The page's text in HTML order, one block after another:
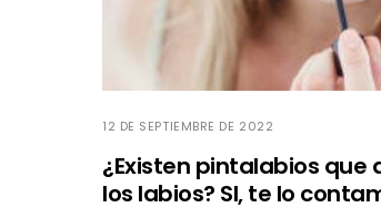
12 DE SEPTIEMBRE DE 2022
¿Existen pintalabios que
los labios? SI, te lo